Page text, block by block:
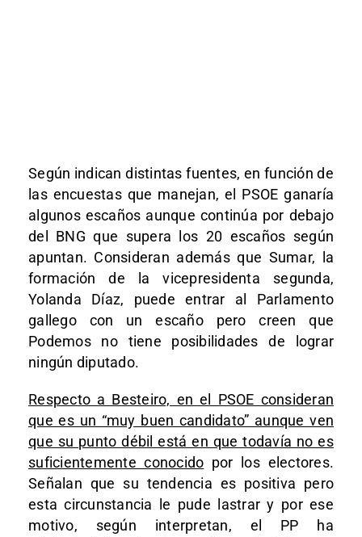
Según indican distintas fuentes, en función de
las encuestas que manejan, el PSOE ganaría
algunos escaños aunque continúa por debajo
del BNG que supera los 20 escaños según
apuntan. Consideran además que Sumar, la
formación de la vicepresidenta segunda,
Yolanda Díaz, puede entrar al Parlamento
gallego con un escaño pero creen que
Podemos no tiene posibilidades de lograr
ningún diputado.
Respecto a Besteiro, en el PSOE consideran
que es un “muy buen candidato” aunque ven
que su punto débil está en que todavía no es
suficientemente conocido por los electores.
Señalan que su tendencia es positiva pero
esta circunstancia le pude lastrar y por ese
motivo, según interpretan, el PP ha